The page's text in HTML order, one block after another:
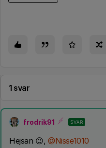
1 svar
frodrik91 SVAR
Hejsan 😉, @Nisse1010